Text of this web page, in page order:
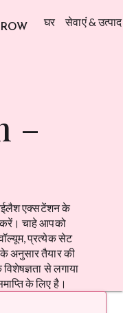
घर सेवाएं & उत्पाद
–
एक्सटेंशन के
चाहे आपको
प्रत्येक सेट
अनुसार तैयार की
से लगाया
के लिए है।